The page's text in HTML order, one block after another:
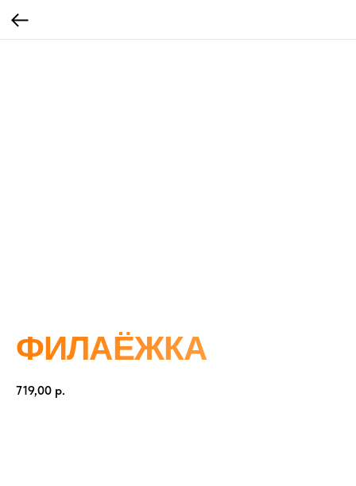
ФИЛАЁЖКА
719,00 р.